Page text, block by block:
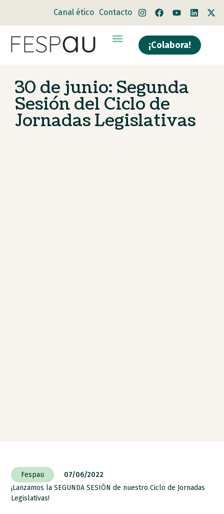
Canal ético Contacto
¡Colabora!
30 de junio: Segunda
Sesión del Ciclo de
Jornadas Legislativas
Fespau
07/06/2022
¡Lanzamos la SEGUNDA SESIÓN de nuestro Ciclo de Jornadas
Legislativas!